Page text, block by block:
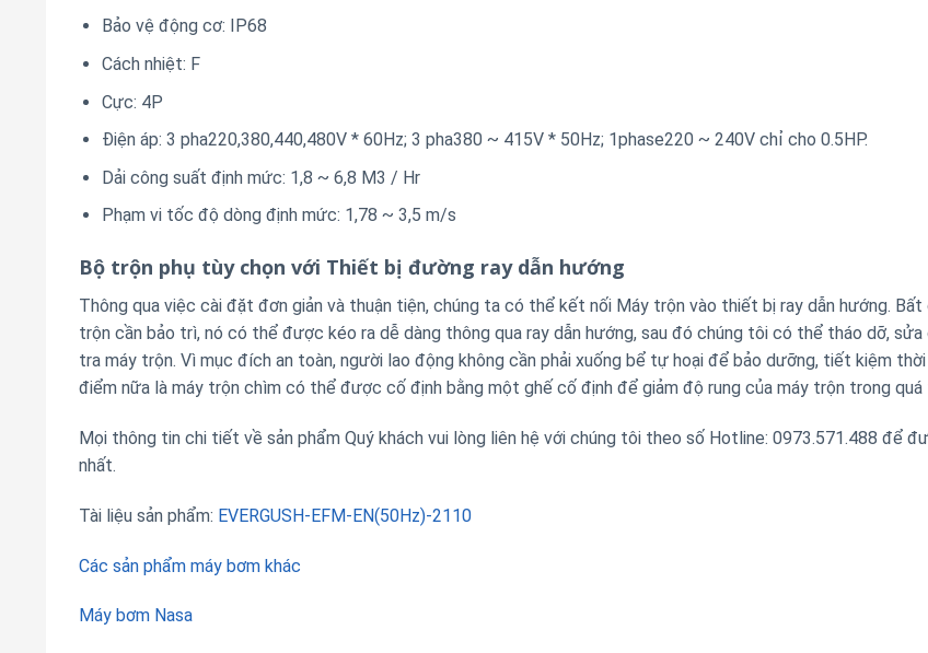
Bảo vệ động cơ: IP68
Cách nhiệt: F
Cực: 4P
Điện áp: 3 pha220,380,440,480V * 60Hz; 3 pha380 ~ 415V * 50Hz; 1phase220 ~ 240V chỉ cho 0.5HP.
Dải công suất định mức: 1,8 ~ 6,8 M3 / Hr
Phạm vi tốc độ dòng định mức: 1,78 ~ 3,5 m/s
Bộ trộn phụ tùy chọn với Thiết bị đường ray dẫn hướng
Thông qua việc cài đặt đơn giản và thuận tiện, chúng ta có thể kết nối Máy trộn vào thiết bị ray dẫn hướng. Bất
trộn cần bảo trì, nó có thể được kéo ra dễ dàng thông qua ray dẫn hướng, sau đó chúng tôi có thể tháo dỡ, sửa
tra máy trộn. Vì mục đích an toàn, người lao động không cần phải xuống bể tự hoại để bảo dưỡng, tiết kiệm
điểm nữa là máy trộn chìm có thể được cố định bằng một ghế cố định để giảm độ rung của máy trộn trong quá
Mọi thông tin chi tiết về sản phẩm Quý khách vui lòng liên hệ với chúng tôi theo số Hotline: 0973.571.488 để
nhất.
Tài liệu sản phẩm: EVERGUSH-EFM-EN(50Hz)-2110
Các sản phẩm máy bơm khác
Máy bơm Nasa